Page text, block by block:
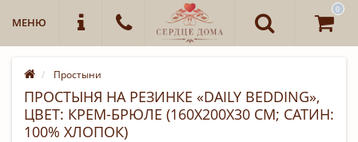
МЕНЮ
0
Простыни
ПРОСТЫНЯ НА РЕЗИНКЕ «DAILY BEDDING»,
ЦВЕТ: КРЕМ-БРЮЛЕ (160Х200Х30 СМ; САТИН:
100% ХЛОПОК)